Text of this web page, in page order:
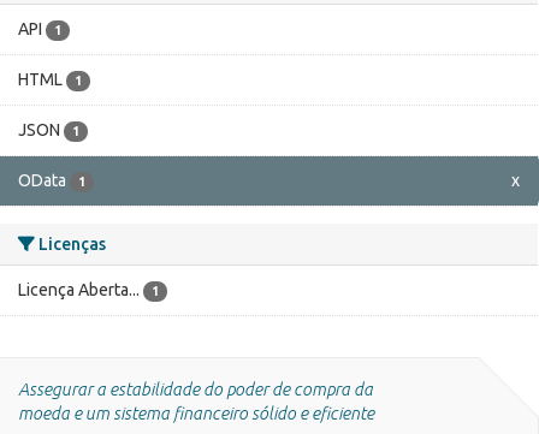
API 1
HTML 1
JSON 1
OData 1 x
Licenças
Licença Aberta... 1
Assegurar a estabilidade do poder de compra da
moeda e um sistema financeiro sólido e eficiente